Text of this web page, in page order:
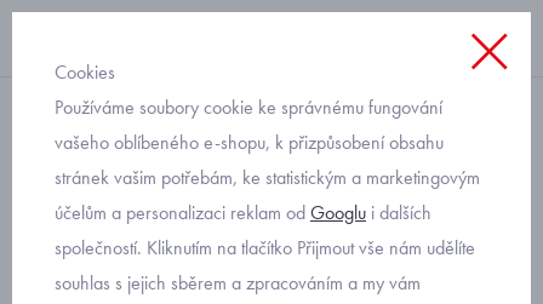
jarní bunda
přechodová bunda dětská
Mayoral 2418-25
Cookies
Používáme soubory cookie ke správnému fungování
vašeho oblíbeného e-shopu, k přizpůsobení obsahu
stránek vašim potřebám, ke statistickým a marketingovým
účelům a personalizaci reklam odGooglu i dalších
společností. Kliknutím na tlačítko Přijmout vše nám udělíte
souhlas s jejich sběrem a zpracováním a my vám